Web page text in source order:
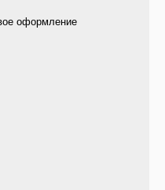
оформление